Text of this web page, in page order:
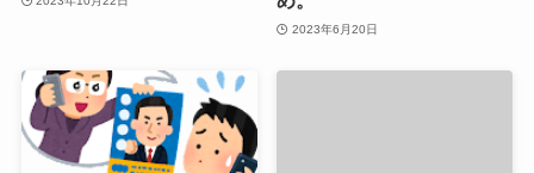
2023年6月20日